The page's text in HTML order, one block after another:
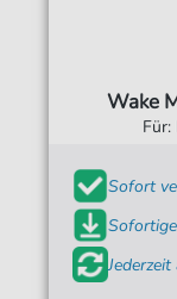
Wake
Sofort